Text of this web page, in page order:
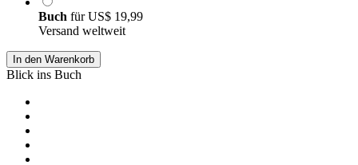
Buch fürUS$ 19,99
Versand weltweit
In den Warenkorb
Blick ins Buch